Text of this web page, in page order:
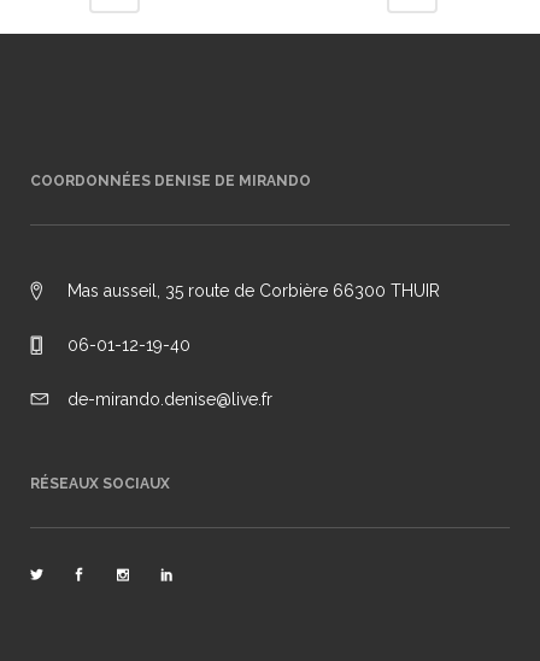
COORDONNÉES DENISE DE MIRANDO
Mas ausseil, 35 route de Corbière 66300 THUIR
06-01-12-19-40
de-mirando.denise@live.fr
RÉSEAUX SOCIAUX